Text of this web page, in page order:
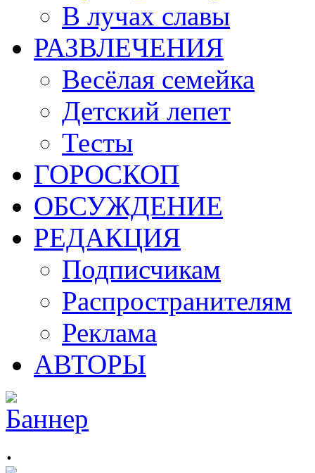
В лучах славы
РАЗВЛЕЧЕНИЯ
Весёлая семейка
Детский лепет
Тесты
ГОРОСКОП
ОБСУЖДЕНИЕ
РЕДАКЦИЯ
Подписчикам
Распространителям
Реклама
АВТОРЫ
.